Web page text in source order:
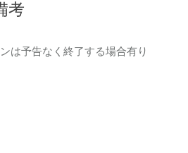
考
は予告なく終了する場合有り